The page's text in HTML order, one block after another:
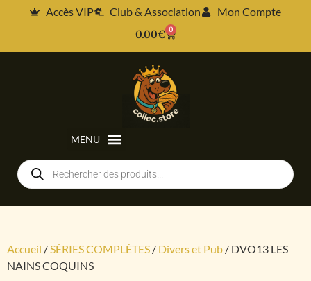
Accès VIP Club & Association
Mon Compte
0.00€ 0
Accueil /SÉRIES COMPLÈTES / Divers et Pub / DVO13 LES
NAINS COQUINS